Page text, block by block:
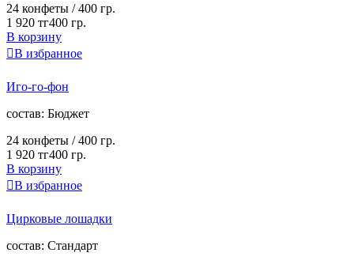
24 конфеты /400 гр.
1 920 тг400 гр.
В корзину
В избранное
Иго-го-фон
cостав: Бюджет
24 конфеты /400 гр.
1 920 тг400 гр.
В корзину
В избранное
Цирковые лошадки
cостав: Стандарт